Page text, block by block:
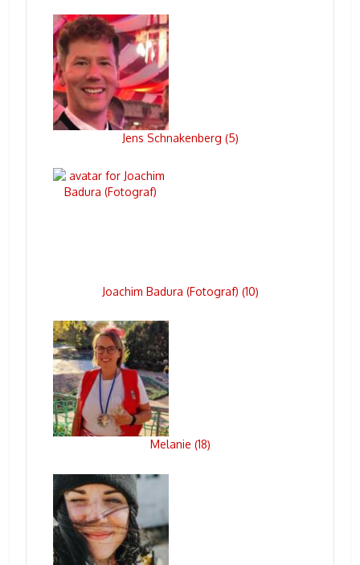
Jens Schnakenberg (5)
Joachim Badura (Fotograf) (10)
Melanie (18)